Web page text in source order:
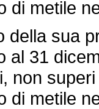
di metile
sua
al 31
non
di metile